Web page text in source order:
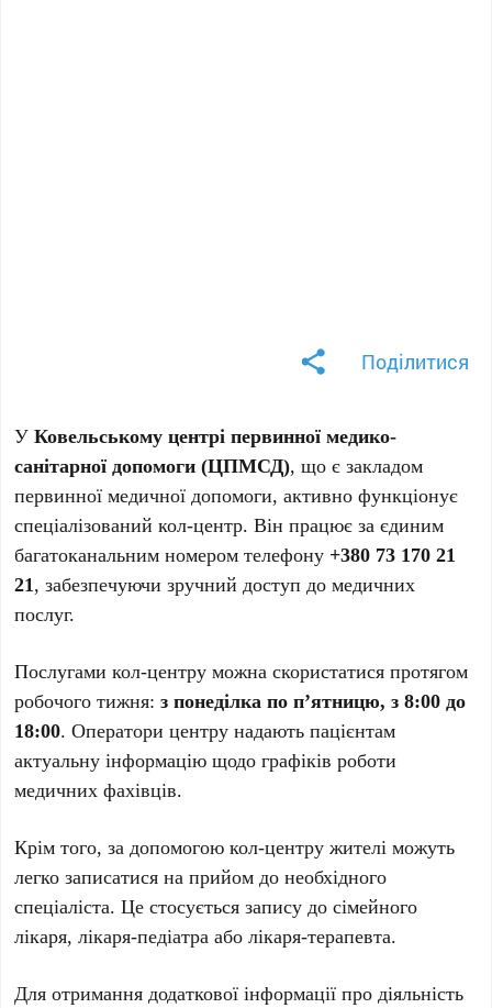
Поділитися
УКовельському центрі первинної медико-
санітарної допомоги (ЦПМСД), що є закладом
первинної медичної допомоги, активно функціонує
спеціалізований кол-центр. Він працює за єдиним
багатоканальним номером телефону +380 73 170 21
21, забезпечуючи зручний доступ до медичних
послуг.
Послугами кол-центру можна скористатися протягом
робочого тижня:з понеділка по п’ятницю, з 8:00 до
18:00. Оператори центру надають пацієнтам
актуальну інформацію щодо графіків роботи
медичних фахівців.
Крім того, за допомогою кол-центру жителі можуть
легко записатися на прийом до необхідного
спеціаліста. Це стосується запису до сімейного
лікаря, лікаря-педіатра або лікаря-терапевта.
Для отримання додаткової інформації про діяльність